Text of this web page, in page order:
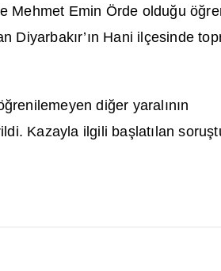
Mehmet Emin Örde olduğu öğ
Diyarbakır’ın Hani ilçesinde
ğrenilemeyen diğer yaralının
Kazayla ilgili başlatılan soruş